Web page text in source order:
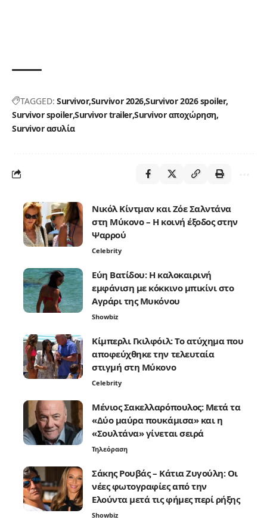
TAGGED: SurvivorSurvivor 2026Survivor 2026 spoiler
Survivor spoilerSurvivor trailerSurvivor αποχώρηση
Survivor ασυλία
Νικόλ Κίντμαν και Ζόε Σαλντάνα
στη Μύκονο – Η κοινή έξοδος στην
Ψαρρού
Celebrity
Εύη Βατίδου: Η καλοκαιρινή
εμφάνιση με κόκκινο μπικίνι στο
Αγράρι της Μυκόνου
Showbiz
Κίμπερλι Γκιλφόιλ: Το ατύχημα που
αποφεύχθηκε την τελευταία
στιγμή στη Μύκονο
Celebrity
Μένιος Σακελλαρόπουλος: Μετά τα
«Δύο μαύρα πουκάμισα» και η
«Σουλτάνα» γίνεται σειρά
Τηλεόραση
Σάκης Ρουβάς – Κάτια Ζυγούλη: Οι
νέες φωτογραφίες από την
Ελούντα μετά τις φήμες περί ρήξης
Showbiz